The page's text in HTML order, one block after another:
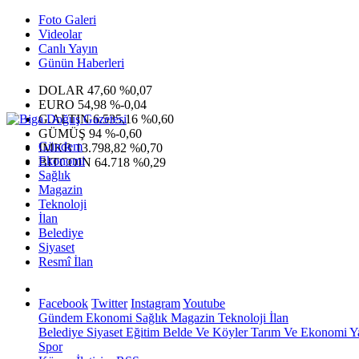
Foto Galeri
Videolar
Canlı Yayın
Günün Haberleri
DOLAR 47,60 %0,07
EURO 54,98 %-0,04
G.ALTIN6.535,16 %0,60
GÜMÜŞ 94 %-0,60
IMKB13.798,82 %0,70
BITCOIN 64.718 %0,29
Gündem
Ekonomi
Sağlık
Magazin
Teknoloji
İlan
Belediye
Siyaset
Resmî İlan
Facebook Twitter InstagramYoutube
Gündem Ekonomi Sağlık Magazin Teknoloji İlan
Belediye Siyaset Eğitim Belde Ve KöylerTarım Ve Ekonomi
Spor